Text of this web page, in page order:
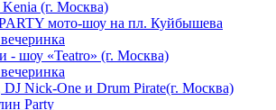
(г. Москва)
мото-шоу на пл. Куйбышева
- шоу «Teatro» (г. Москва)
Nick-One и Drum Pirate(г. Москва)
Party